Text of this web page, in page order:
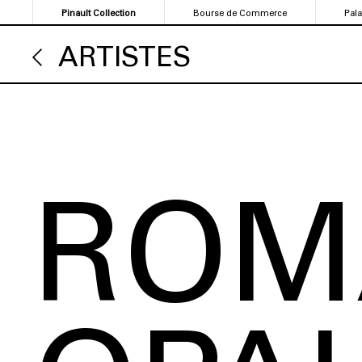
au
contenu
principal
Pinault Collection Bourse de Commerce
ARTISTES